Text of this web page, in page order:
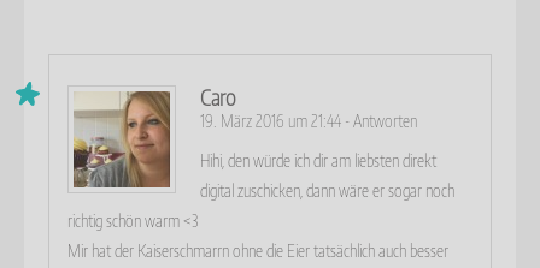
Caro
19. März 2016 um 21:44 - Antworten
Hihi, den würde ich dir am liebsten direkt
digital zuschicken, dann wäre er sogar noch
richtig schön warm <3
Mir hat der Kaiserschmarrn ohne die Eier tatsächlich auch besser